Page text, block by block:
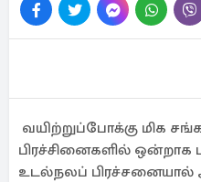
வயிற்றுப்போக்கு மிக
பிரச்சினைகளில் ஒன்றாக
உடல்நலப்